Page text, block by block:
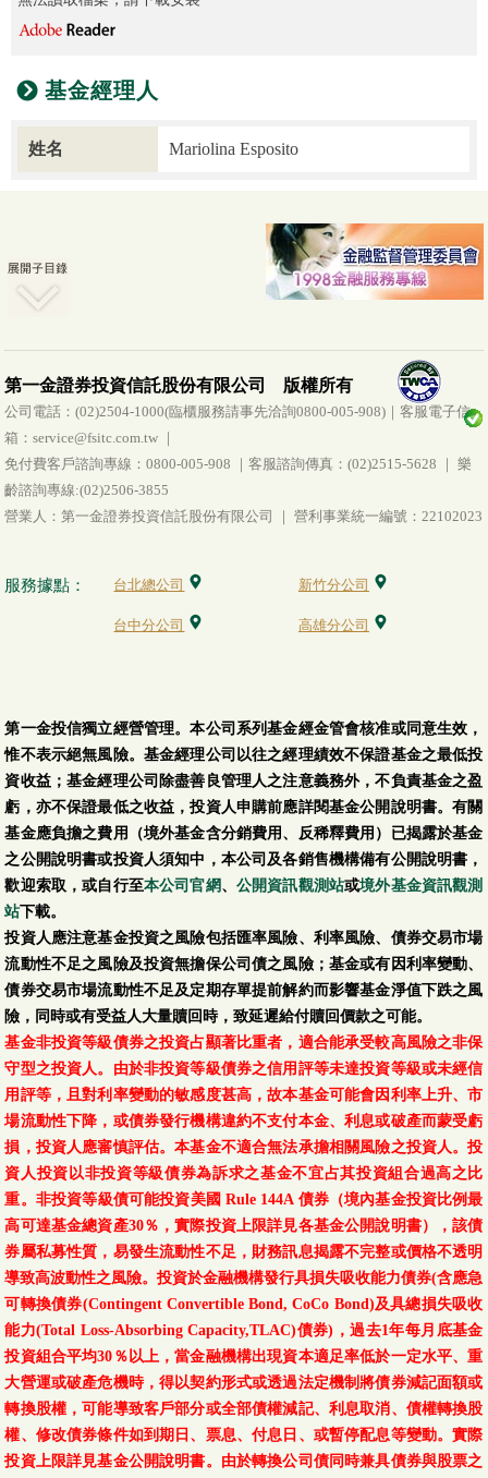
基金經理人
姓名 Mariolina Esposito
第一金證券投資信託股份有限公司 版權所有
公司電話：(02)2504-1000(臨櫃服務請事先洽詢0800-005-908)｜客服電子信
箱：service@fsitc.com.tw ｜
免付費客戶諮詢專線：0800-005-908 ｜客服諮詢傳真：(02)2515-5628 ｜ 樂
齡諮詢專線:(02)2506-3855
營業人：第一金證券投資信託股份有限公司 ｜ 營利事業統一編號：22102023
服務據點： 台北總公司 新竹分公司
台中分公司 高雄分公司
第一金投信獨立經營管理。本公司系列基金經金管會核准或同意生效，
惟不表示絕無風險。基金經理公司以往之經理績效不保證基金之最低投
資收益；基金經理公司除盡善良管理人之注意義務外，不負責基金之盈
虧，亦不保證最低之收益，投資人申購前應詳閱基金公開說明書。有關
基金應負擔之費用（境外基金含分銷費用、反稀釋費用）已揭露於基金
之公開說明書或投資人須知中，本公司及各銷售機構備有公開說明書，
歡迎索取，或自行至本公司官網、 公開資訊觀測站或境外基金資訊觀測
站下載。
投資人應注意基金投資之風險包括匯率風險、利率風險、債券交易市場
流動性不足之風險及投資無擔保公司債之風險；基金或有因利率變動、
債券交易市場流動性不足及定期存單提前解約而影響基金淨值下跌之風
險，同時或有受益人大量贖回時，致延遲給付贖回價款之可能。
基金非投資等級債券之投資占顯著比重者，適合能承受較高風險之非保
守型之投資人。由於非投資等級債券之信用評等未達投資等級或未經信
用評等，且對利率變動的敏感度甚高，故本基金可能會因利率上升、市
場流動性下降，或債券發行機構違約不支付本金、利息或破產而蒙受虧
損，投資人應審慎評估。本基金不適合無法承擔相關風險之投資人。投
資人投資以非投資等級債券為訴求之基金不宜占其投資組合過高之比
重。非投資等級債可能投資美國 Rule 144A 債券（境內基金投資比例最
高可達基金總資產30％，實際投資上限詳見各基金公開說明書），該債
券屬私募性質，易發生流動性不足，財務訊息揭露不完整或價格不透明
導致高波動性之風險。投資於金融機構發行具損失吸收能力債券(含應急
可轉換債券(Contingent Convertible Bond, CoCo Bond)及具總損失吸收
能力(Total Loss-Absorbing Capacity,TLAC)債券)，過去1年每月底基金
投資組合平均30％以上，當金融機構出現資本適足率低於一定水平、重
大營運或破產危機時，得以契約形式或透過法定機制將債券減記面額或
轉換股權，可能導致客戶部分或全部債權減記、利息取消、債權轉換股
權、修改債券條件如到期日、票息、付息日、或暫停配息等變動。實際
投資上限詳見基金公開說明書。由於轉換公司債同時兼具債券與股票之